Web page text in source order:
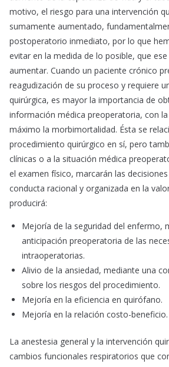
motivo, el riesgo para una intervención
sumamente aumentado,
postoperatorio inmediato, por lo que
evitar en la medida de lo posible, que
aumentar. Cuando un paciente crónico
reagudización de su proceso y requiere
quirúrgica, es mayor la importancia de
información médica preoperatoria, con
máximo la morbimortalidad. Ésta se
procedimiento quirúrgico en sí, pero
clínicas o a la situación médica
el examen físico, marcarán las
conducta racional y organizada en la
producirá:
Mejoría de la seguridad del enfermo,
anticipación preoperatoria de las
intraoperatorias.
Alivio de la ansiedad, mediante una
sobre los riesgos del procedimiento.
Mejoría en la eficiencia en quirófano.
Mejoría en la relación costo-beneficio.
La anestesia general y la intervención
cambios funcionales respiratorios que